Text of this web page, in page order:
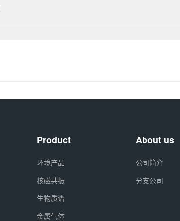
Product
环境产品
核磁共振
生物质谱
金属气体
About us
公司简介
分支公司